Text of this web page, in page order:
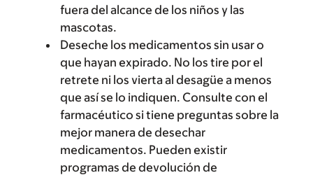
fuera del alcance de los niños y las
mascotas.
Deseche los medicamentos sin usar o
que hayan expirado. No los tire por el
retrete ni los vierta al desagüe a menos
que así se lo indiquen. Consulte con el
farmacéutico si tiene preguntas sobre la
mejor manera de desechar
medicamentos. Pueden existir
programas de devolución de